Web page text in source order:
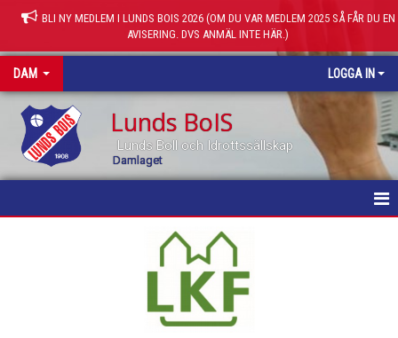
BLI NY MEDLEM I LUNDS BOIS 2026 (OM DU VAR MEDLEM 2025 SÅ FÅR DU EN
AVISERING. DVS ANMÄL INTE HÄR.)
DAM LOGGA IN
Lunds BoIS
Lunds Boll och Idrottssällskap
Damlaget